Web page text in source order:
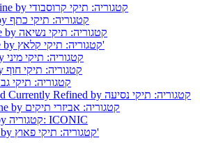
Refine by קטגוריה: תיקי קרוסבודי
Refine by קטגוריה: תיקי כתף
Refine by קטגוריה: תיקי נשיאה
Refine by קטגוריה: תיקי קלאץ'
Refine by קטגוריה: תיקי מיני
Refine by קטגוריה: תיקי חוף
Refine by קטגוריה: תיקי גב
selected Currently Refined by קטגוריה: תיקי נסיעה
Refine by קטגוריה: אביזרי תיקים
Refine by קטגוריה: ICONIC
Refine by קטגוריה: תיקי פאוץ'